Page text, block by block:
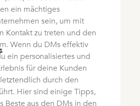
ein mächtiges
sein, um mit
Kontakt zu treten und den
Wenn du DMs effektiv
ein personalisiertes und
für deine Kunden
durch den
Hier sind einige Tipps,
Beste aus den DMs in den